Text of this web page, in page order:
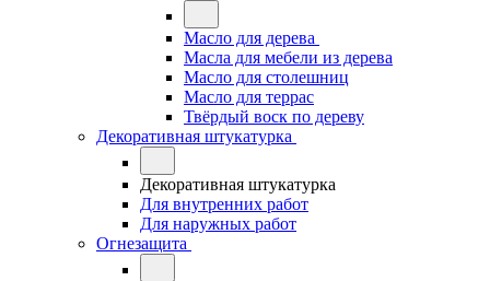
Масло для дерева
Масла для мебели из дерева
Масло для столешниц
Масло для террас
Твёрдый воск по дереву
Декоративная штукатурка
Декоративная штукатурка
Для внутренних работ
Для наружных работ
Огнезащита